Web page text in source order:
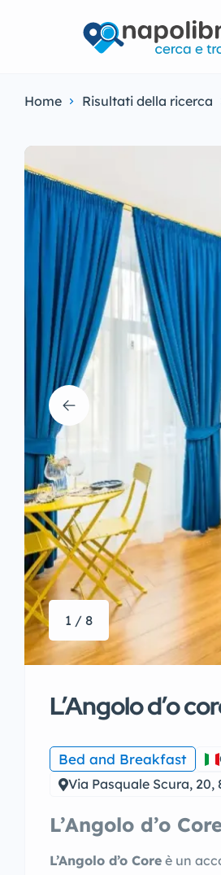
Home Risultati della ricerca
1 / 8
L’Angolo d’o
Bed and Breakfast
Via Pasquale Scura,
L’Angolo d’o
L’Angolo d’o Core è un